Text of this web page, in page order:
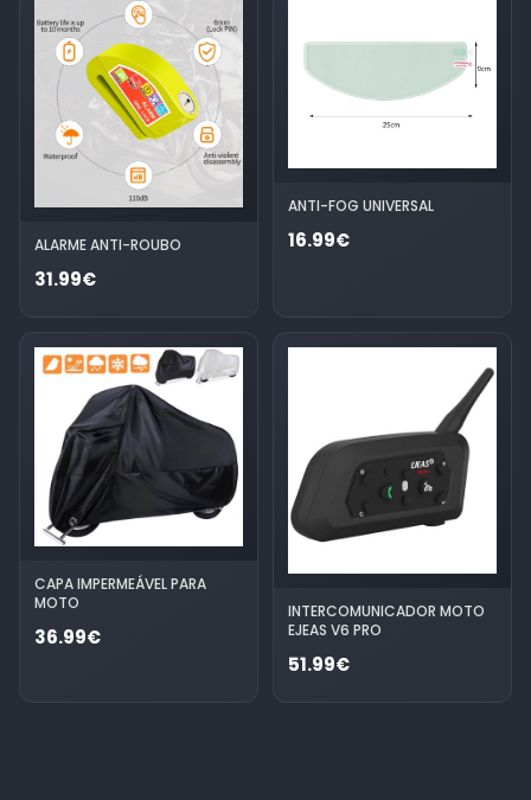
ALARME ANTI-ROUBO
31.99€
ANTI-FOG UNIVERSAL
16.99€
CAPA IMPERMEÁVEL PARA
MOTO
36.99€
INTERCOMUNICADOR MOTO
EJEAS V6 PRO
51.99€